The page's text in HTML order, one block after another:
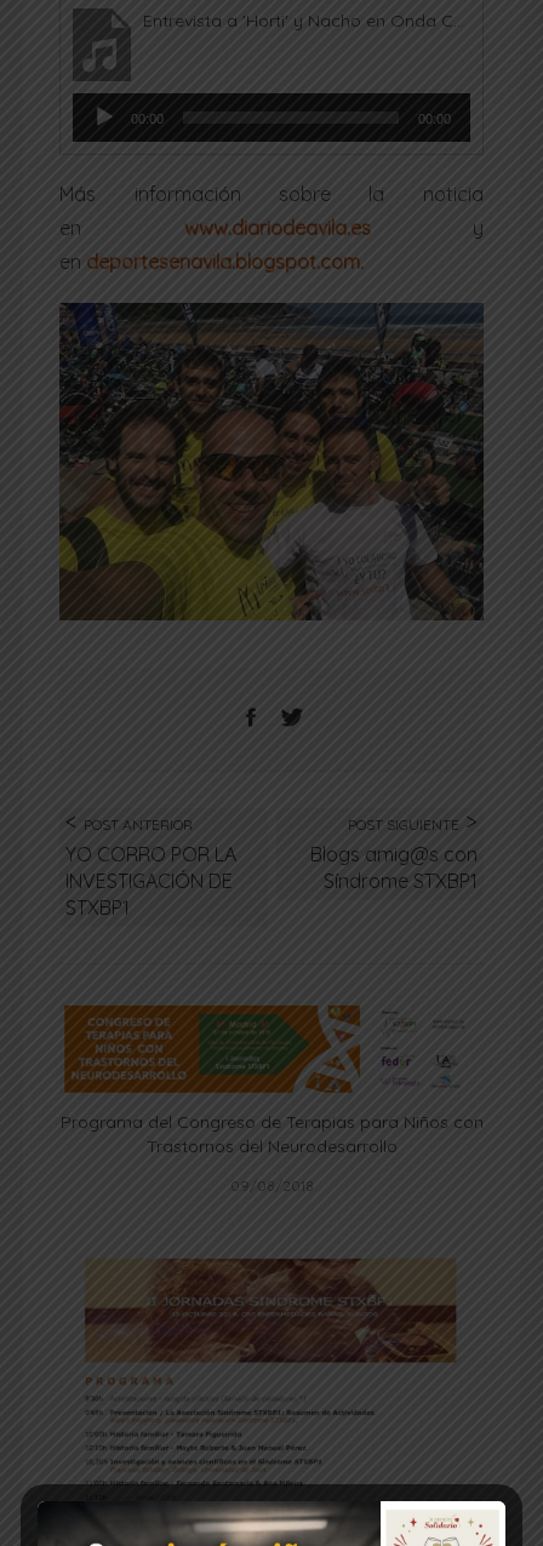
Entrevista a 'Horti' y Nacho en Onda Cero Ávila - Ironman Solidario ASSTXBP1
Reproductor
00:00 00:00
Más información sobre la noticia
en www.diariodeavila.esy
en deportesenavila.blogspot.com.
POST ANTERIOR
YO CORRO POR LA
INVESTIGACIÓN DE
STXBP1
POST SIGUIENTE
Blogs amig@s con
Síndrome STXBP1
Programa del Congreso de Terapias para Niños con
Trastornos del Neurodesarrollo
09/08/2018